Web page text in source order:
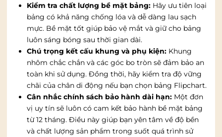
Kiểm tra chất lượng bề mặt bảng: Hãy ưu tiên loại
bảng có khả năng chống lóa và dễ dàng lau sạch
mực. Bề mặt tốt giúp bảo vệ mắt và giữ cho bảng
luôn sáng bóng sau thời gian dài.
Chú trọng kết cấu khung và phụ kiện: Khung
nhôm chắc chắn và các góc bo tròn sẽ đảm bảo an
toàn khi sử dụng. Đồng thời, hãy kiểm tra độ vững
chãi của chân di động nếu bạn chọn bảng Flipchart.
Cân nhắc chính sách bảo hành dài hạn: Một đơn
vị uy tín sẽ luôn có cam kết bảo hành bề mặt bảng
từ 12 tháng. Điều này giúp bạn yên tâm về độ bền
và chất lượng sản phẩm trong suốt quá trình sử